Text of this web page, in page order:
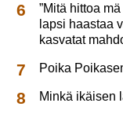
”Mitä hittoa
lapsi haastaa
kasvatat
Poika
Minkä ikäisen